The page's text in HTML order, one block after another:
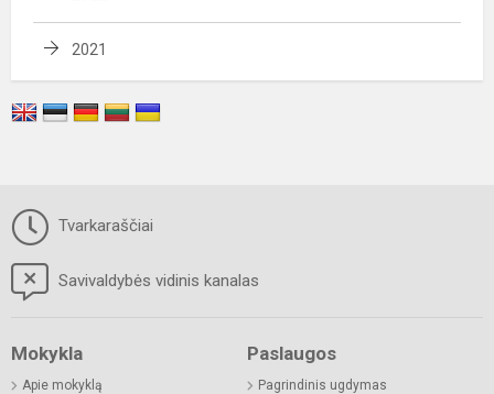
2021
Tvarkaraščiai
Savivaldybės vidinis kanalas
Mokykla
Apie mokyklą
Paslaugos
Pagrindinis ugdymas